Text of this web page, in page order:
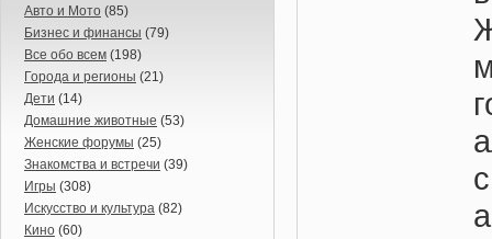
Авто и Мото (85)
Бизнес и финансы (79)
Все обо всем (198)
Города и регионы (21)
Дети (14)
Домашние животные (53)
Женские форумы (25)
Знакомства и встречи (39)
Игры (308)
Искусство и культура (82)
Кино (60)